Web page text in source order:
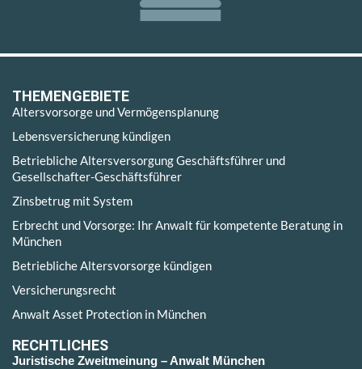
THEMENGEBIETE
Altersvorsorge und Vermögensplanung
Lebensversicherung kündigen
Betriebliche Altersversorgung Geschäftsführer und
Gesellschafter-Geschäftsführer
Zinsbetrug mit System
Erbrecht und Vorsorge: Ihr Anwalt für kompetente Beratung in
München
Betriebliche Altersvorsorge kündigen
Versicherungsrecht
Anwalt Asset Protection in München
RECHTLICHES
Juristische Zweitmeinung – Anwalt München